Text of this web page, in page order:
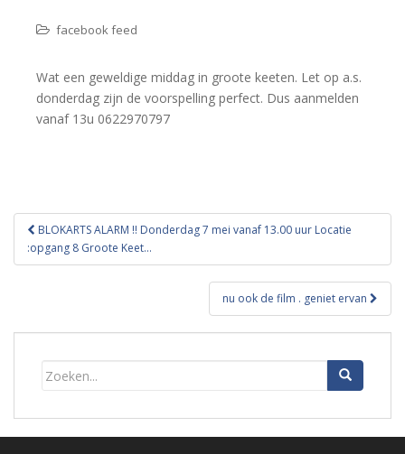
facebook feed
Wat een geweldige middag in groote keeten. Let op a.s.
donderdag zijn de voorspelling perfect. Dus aanmelden
vanaf 13u 0622970797
Bericht
navigatie
BLOKARTS ALARM !! Donderdag 7 mei vanaf 13.00 uur Locatie
:opgang 8 Groote Keet…
nu ook de film . geniet ervan